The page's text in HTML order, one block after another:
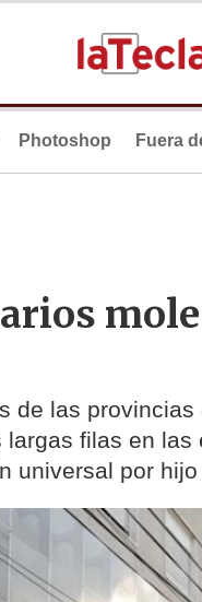
Photoshop Fuera
de las
filas en las
universal por